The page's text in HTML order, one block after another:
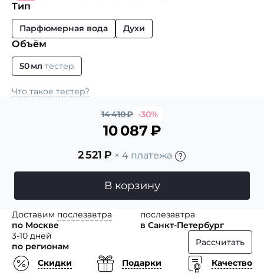
Тип
Парфюмерная вода Духи
Объём
50 мл тестер
Что такое тестер?
14 410₽ -30%
10 087₽
2 521₽ × 4 платежа
В корзину
Доставим послезавтра
по Москве
послезавтра
в Санкт-Петербург
3-10 дней
по регионам
Рассчитать
Скидки
Подарки
Качество